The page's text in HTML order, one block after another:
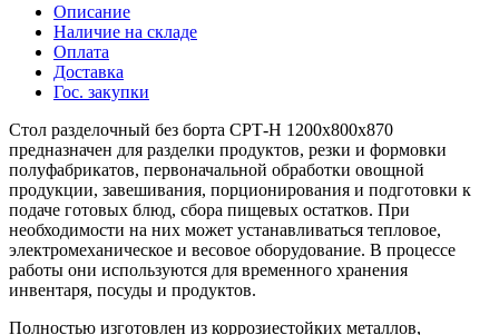
Описание
Наличие на складе
Оплата
Доставка
Гос. закупки
Стол разделочный без борта СРТ-Н 1200х800х870
предназначен для разделки продуктов, резки и формовки
полуфабрикатов, первоначальной обработки овощной
продукции, завешивания, порционирования и подготовки к
подаче готовых блюд, сбора пищевых остатков. При
необходимости на них может устанавливаться тепловое,
электромеханическое и весовое оборудование. В процессе
работы они используются для временного хранения
инвентаря, посуды и продуктов.
Полностью изготовлен из коррозиестойких металлов,